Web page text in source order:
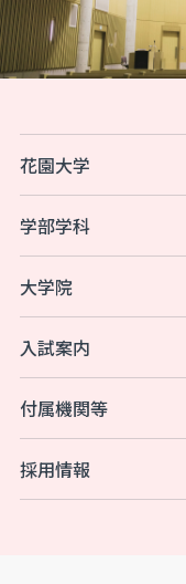
花園大学
入試案内
付属機関等
学部学科
大学院
採用情報